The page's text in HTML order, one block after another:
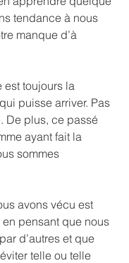
tendance à nous
manque d’à
est toujours la
puisse arriver. Pas
De plus, ce passé
ayant fait la
sommes
avons vécu est
pensant que nous
d’autres et que
telle ou telle